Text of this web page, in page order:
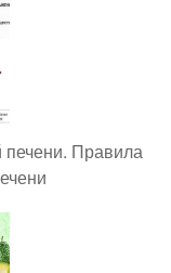
Правила